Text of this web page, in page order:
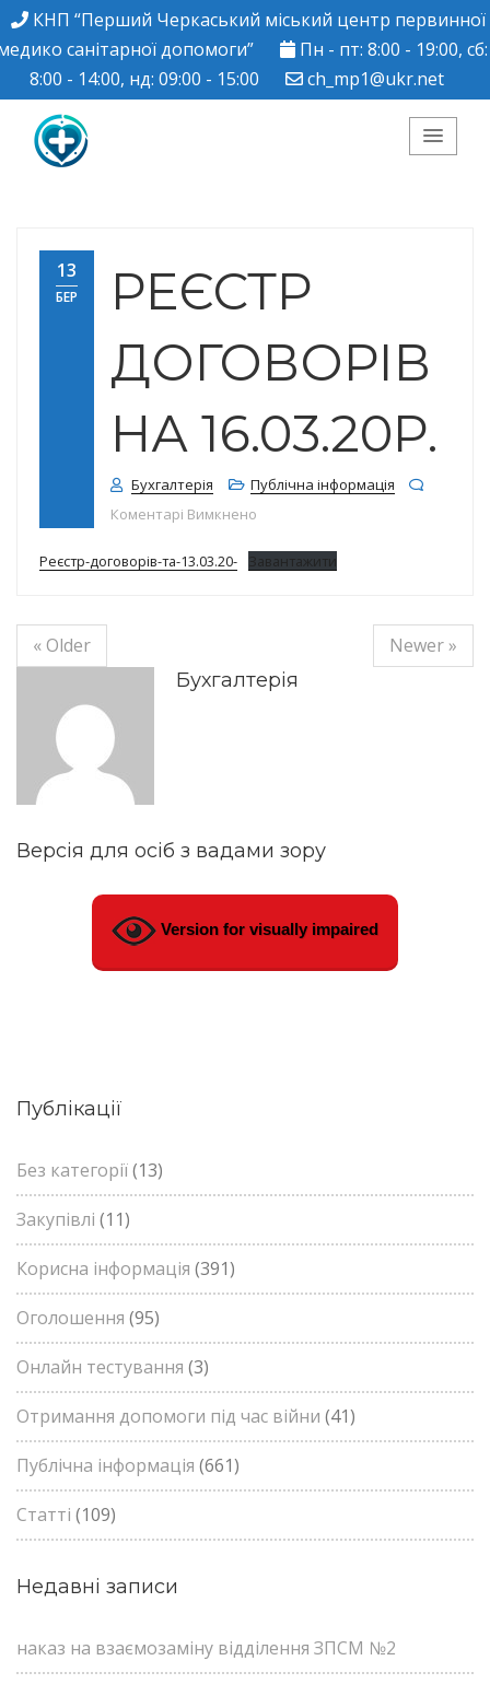
КНП “Перший Черкаський міський центр первинної
санітарної допомоги”
Пн - пт: 8:00 - 19:00, сб:
8:00 - 14:00, нд: 09:00 - 15:00
ch_mp1@ukr.net
Черкаський міський
центр ПМСД"
13
БЕР
РЕЄСТР
ДОГОВОРІВ
НА 16.03.20Р.
Бухгалтерія
Публічна інформація
Коментарі Вимкнено
Реєстр-договорів-та-13.03.20- Завантажити
« Older
Newer »
Бухгалтерія
Версія для осіб з вадами зору
Version for visually impaired
Публікації
Без категорії(13)
Закупівлі (11)
Корисна інформація (391)
Оголошення (95)
Онлайн тестування (3)
Отримання допомоги під час війни (41)
Публічна інформація (661)
Статті (109)
Недавні записи
наказ на взаємозаміну відділення ЗПСМ №2